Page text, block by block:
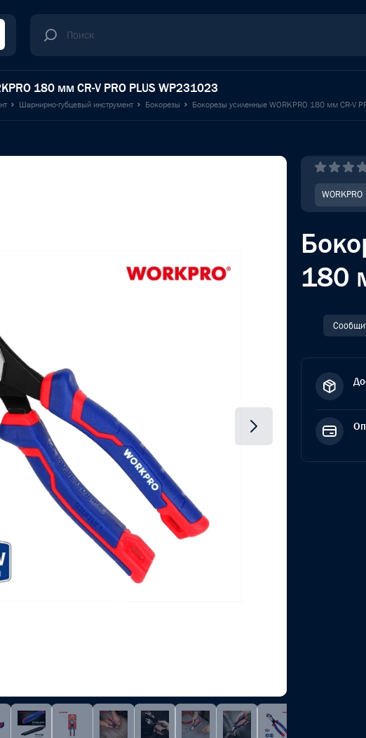
180 мм CR-V PRO PLUS WP231023
Шарнирно-губцевый инструмент Бокорезы Бокорезы усиленные WORKPRO 180 мм CR-V
WORKPRO
180